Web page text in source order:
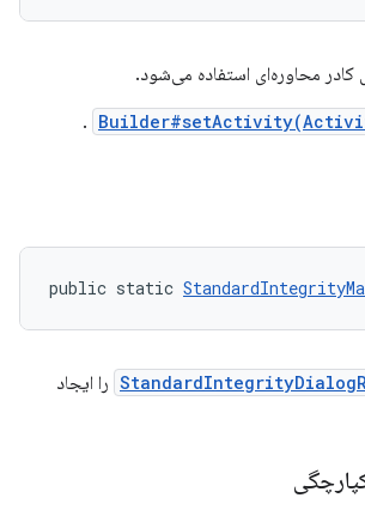
کادر محاوره‌ای استفاده می‌شود.
.
public static
را ایجاد